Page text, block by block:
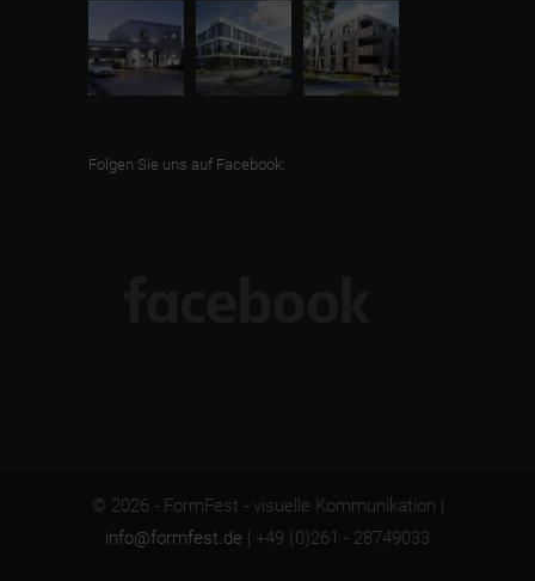
Folgen Sie uns auf Facebook:
© 2026 - FormFest - visuelle Kommunikation |
info@formfest.de | +49 (0)261 - 28749033